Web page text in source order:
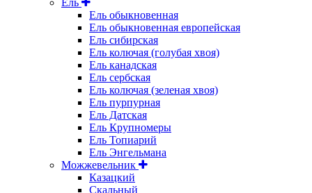
Ель
Ель обыкновенная
Ель обыкновенная европейская
Ель сибирская
Ель колючая (голубая хвоя)
Ель канадская
Ель сербская
Ель колючая (зеленая хвоя)
Ель пурпурная
Ель Датская
Ель Крупномеры
Ель Топиарий
Ель Энгельмана
Можжевельник
Казацкий
Скальный